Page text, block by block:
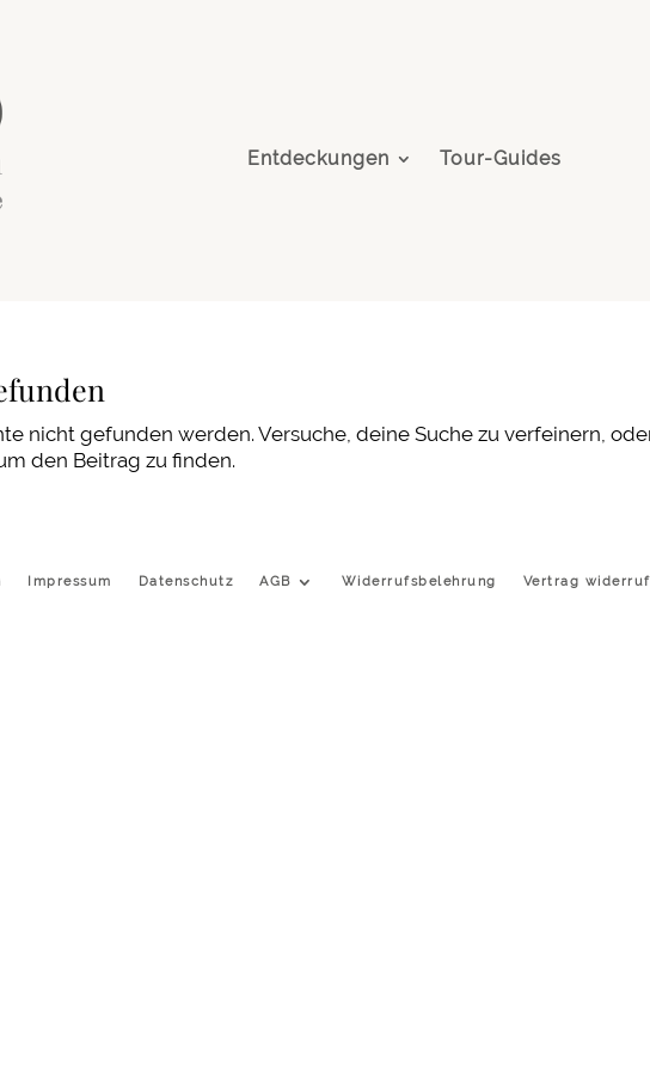
Entdeckungen Tour-Guides
nicht gefunden werden. Versuche, deine Suche zu verfeinern,
den Beitrag zu finden.
Impressum Datenschutz AGB Widerrufsbelehrung Vertrag